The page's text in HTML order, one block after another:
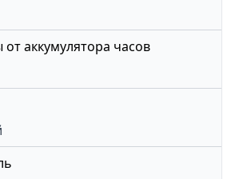
аккумулятора часов